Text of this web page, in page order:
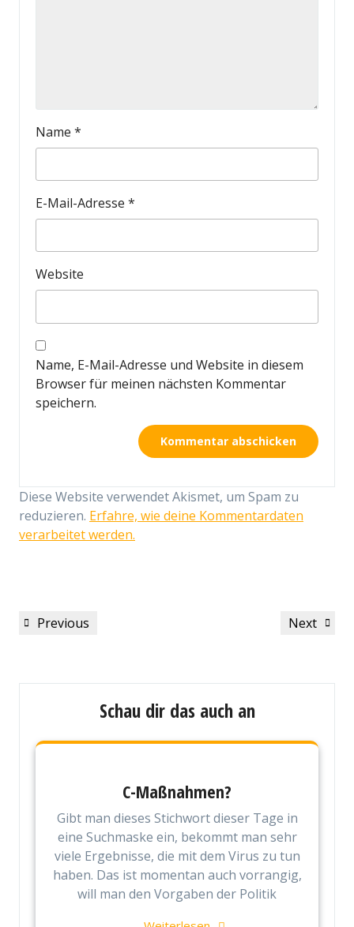
Name *
E-Mail-Adresse *
Website
Name, E-Mail-Adresse und Website in diesem
Browser für meinen nächsten Kommentar
speichern.
Diese Website verwendet Akismet, um Spam zu
reduzieren. Erfahre, wie deine Kommentardaten
verarbeitet werden.
Beitragsnavigation
Previous
Previous
Next
Next
Schau dir das auch an
C-Maßnahmen?
Gibt man dieses Stichwort dieser Tage in
eine Suchmaske ein, bekommt man sehr
viele Ergebnisse, die mit dem Virus zu tun
haben. Das ist momentan auch vorrangig,
will man den Vorgaben der Politik